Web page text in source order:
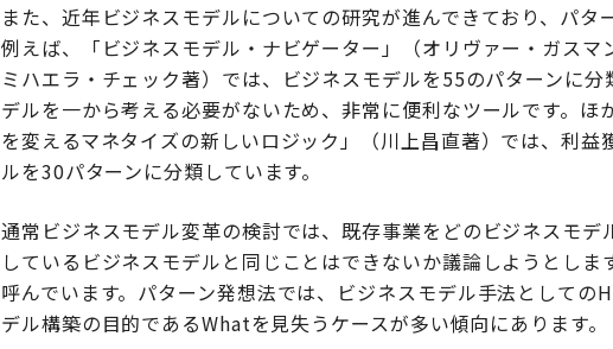
また、近年ビジネスモデルについての研究が進んできており、パタ
例えば、「ビジネスモデル・ナビゲーター」（オリヴァー・ガスマ
ミハエラ・チェック著）では、ビジネスモデルを55のパターンに
デルを一から考える必要がないため、非常に便利なツールです。ほ
を変えるマネタイズの新しいロジック」（川上昌直著）では、利
ルを30パターンに分類しています。
通常ビジネスモデル変革の検討では、既存事業をどのビジネスモデ
しているビジネスモデルと同じことはできないか議論しようとしま
呼んでいます。パターン発想法では、ビジネスモデル手法として
デル構築の目的であるWhatを見失うケースが多い傾向にあります。